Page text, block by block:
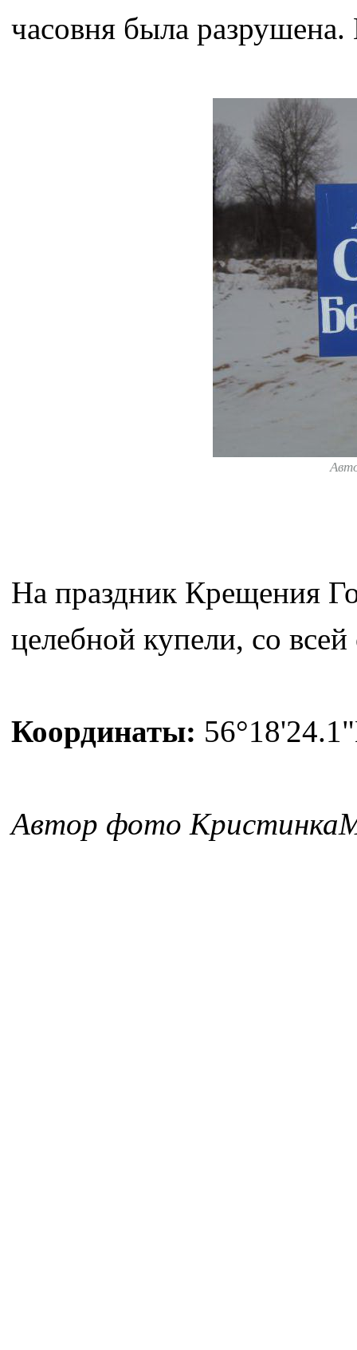
часовня была
На праздник Крещения
целебной купели, со
Координаты:
Автор фото